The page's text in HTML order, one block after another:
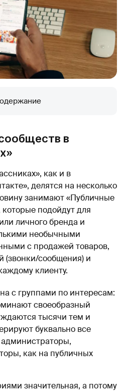
в
как и в
делятся на несколько
занимают «Публичные
подойдут для
личного бренда и
необычными
с продажей товаров,
(звонки/сообщения) и
клиенту.
с группами по интересам:
своеобразный
тысячи тем и
буквально все
как на публичных
значительная, а потому